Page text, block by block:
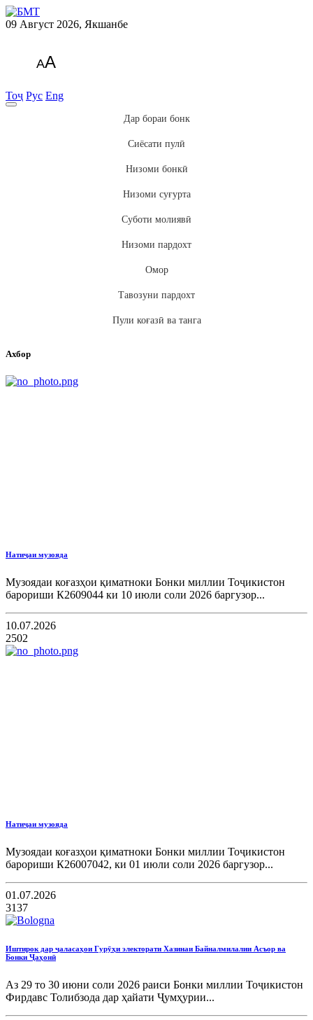
09 Август 2026, Якшанбе
AA
Тоҷ Рус Eng
Дар бораи бонк
Сиёсати пулӣ
Низоми бонкӣ
Низоми суғурта
Суботи молиявӣ
Низоми пардохт
Омор
Тавозуни пардохт
Пули коғазӣ ва танга
Ахбор
Натиҷаи музояда
Музоядаи коғазҳои қиматноки Бонки миллии Тоҷикистон
барориши К2609044 ки 10 июли соли 2026 баргузор...
10.07.2026
2502
Натиҷаи музояда
Музоядаи коғазҳои қиматноки Бонки миллии Тоҷикистон
барориши К26007042, ки 01 июли соли 2026 баргузор...
01.07.2026
3137
Иштирок дар ҷаласаҳои Гурӯҳи электорати Хазинаи Байналмилалии Асъор ва
Бонки Ҷаҳонӣ
Аз 29 то 30 июни соли 2026 раиси Бонки миллии Тоҷикистон
Фирдавс Толибзода дар ҳайати Ҷумҳурии...